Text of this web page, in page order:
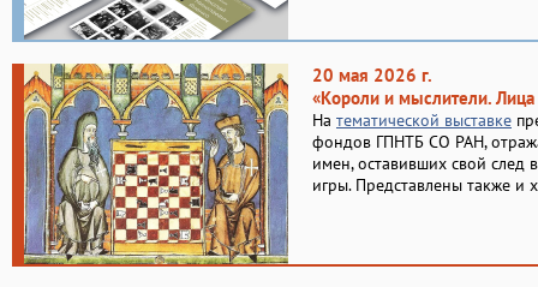
20 мая 2026 г.
«Короли и мыслители.
На тематической выставке
фондов ГПНТБ СО РАН,
имен, оставивших свой след
игры. Представлены также и